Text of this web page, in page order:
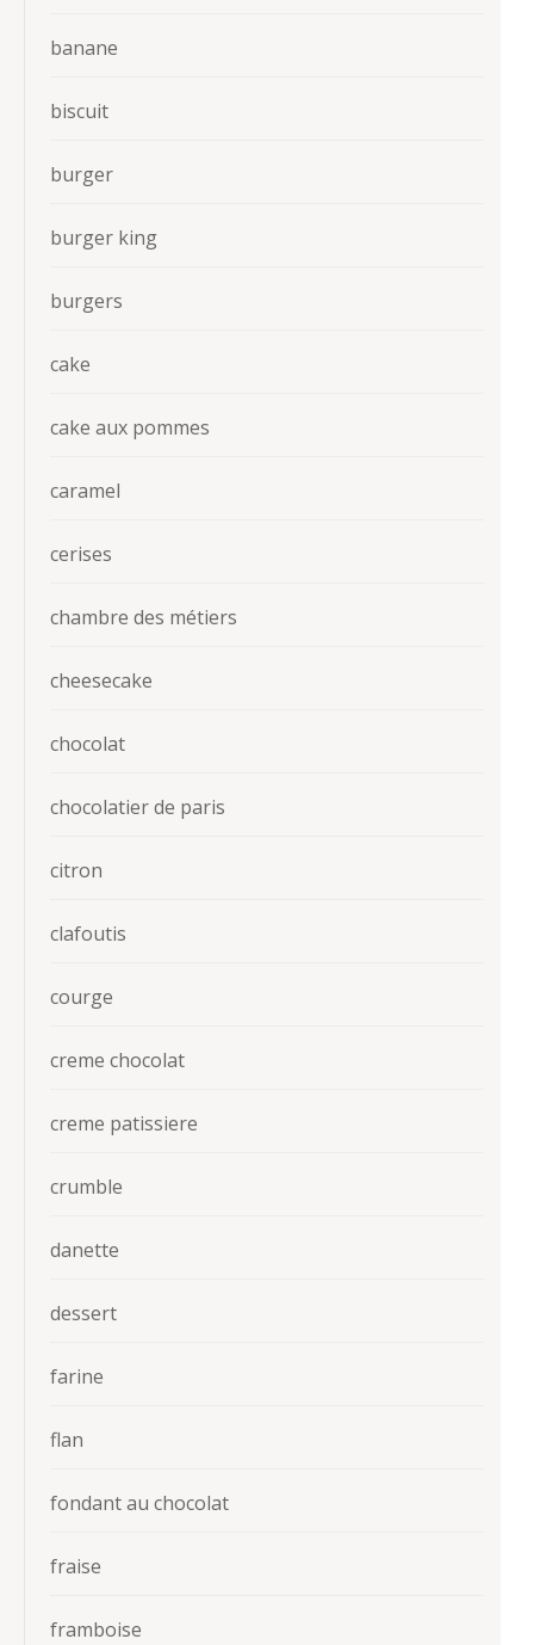
banane
biscuit
burger
burger king
burgers
cake
cake aux pommes
caramel
cerises
chambre des métiers
cheesecake
chocolat
chocolatier de paris
citron
clafoutis
courge
creme chocolat
creme patissiere
crumble
danette
dessert
farine
flan
fondant au chocolat
fraise
framboise